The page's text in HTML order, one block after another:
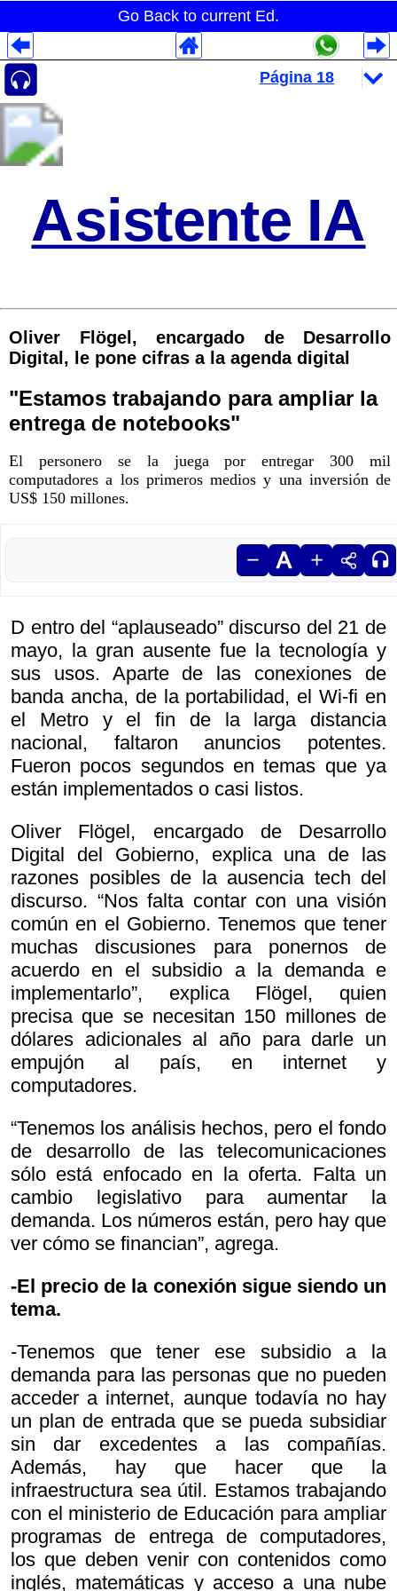
Go Back to current Ed.
Asistente IA
Oliver Flögel, encargado de Desarrollo
Digital, le pone cifras a la agenda digital
"Estamos trabajando para ampliar la
entrega de notebooks"
El personero se la juega por entregar 300 mil
computadores a los primeros medios y una inversión de
US$ 150 millones.
D entro del “aplauseado” discurso del 21 de
mayo, la gran ausente fue la tecnología y
sus usos. Aparte de las conexiones de
banda ancha, de la portabilidad, el Wi-fi en
el Metro y el fin de la larga distancia
nacional, faltaron anuncios potentes.
Fueron pocos segundos en temas que ya
están implementados o casi listos.
Oliver Flögel, encargado de Desarrollo
Digital del Gobierno, explica una de las
razones posibles de la ausencia tech del
discurso. “Nos falta contar con una visión
común en el Gobierno. Tenemos que tener
muchas discusiones para ponernos de
acuerdo en el subsidio a la demanda e
implementarlo”, explica Flögel, quien
precisa que se necesitan 150 millones de
dólares adicionales al año para darle un
empujón al país, en internet y
computadores.
“Tenemos los análisis hechos, pero el fondo
de desarrollo de las telecomunicaciones
sólo está enfocado en la oferta. Falta un
cambio legislativo para aumentar la
demanda. Los números están, pero hay que
ver cómo se financian”, agrega.
-El precio de la conexión sigue siendo un
tema.
-Tenemos que tener ese subsidio a la
demanda para las personas que no pueden
acceder a internet, aunque todavía no hay
un plan de entrada que se pueda subsidiar
sin dar excedentes a las compañías.
Además, hay que hacer que la
infraestructura sea útil. Estamos trabajando
con el ministerio de Educación para ampliar
programas de entrega de computadores,
los que deben venir con contenidos como
inglés, matemáticas y acceso a una nube
Despliegues Analytics
Despliegues Totales
Despliegues por Rubros